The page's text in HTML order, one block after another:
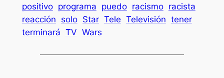
positivo programa puedo racismo racista
reacción solo Star Tele Televisión tener
terminará TV Wars